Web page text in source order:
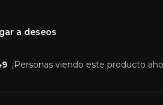
a deseos
¡Personas viendo este producto